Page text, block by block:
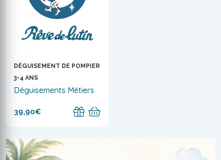
DÉGUISEMENT DE POMPIER
3-4 ANS
Déguisements Métiers
39,90€